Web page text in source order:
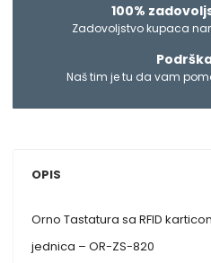
100%
Zadovoljstvo kupaca
Naš tim je tu da vam
OPIS
Orno Tastatura sa RFID
jednica – OR-ZS-820